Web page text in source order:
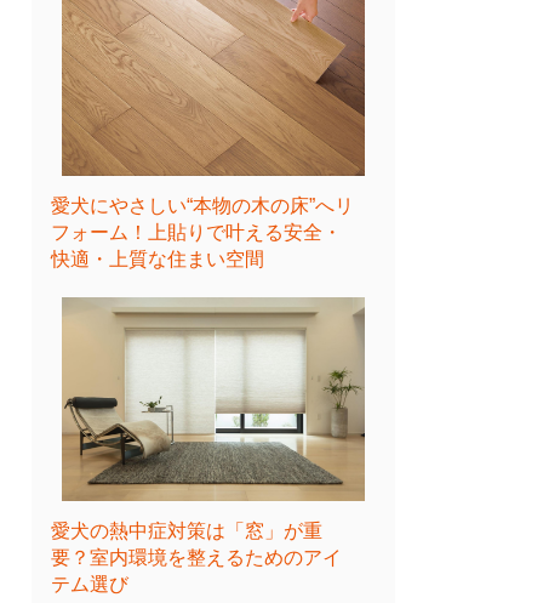
愛犬にやさしい“本物の木の床”へリ
フォーム！上貼りで叶える安全・
快適・上質な住まい空間
愛犬の熱中症対策は「窓」が重
要？室内環境を整えるためのアイ
テム選び